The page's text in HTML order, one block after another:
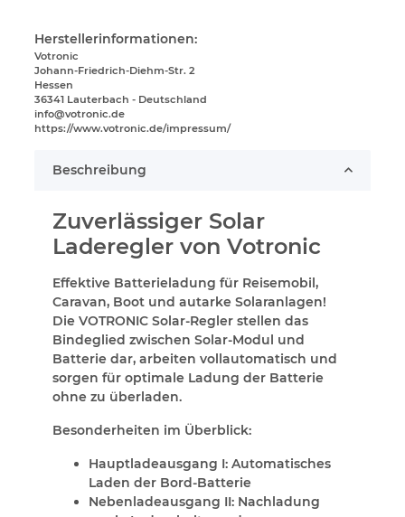
Herstellerinformationen:
Votronic
Johann-Friedrich-Diehm-Str. 2
Hessen
36341 Lauterbach - Deutschland
info@votronic.de
https://www.votronic.de/impressum/
Beschreibung
Zuverlässiger Solar
Laderegler von Votronic
Effektive Batterieladung für Reisemobil,
Caravan, Boot und autarke Solaranlagen!
Die VOTRONIC Solar-Regler stellen das
Bindeglied zwischen Solar-Modul und
Batterie dar, arbeiten vollautomatisch und
sorgen für optimale Ladung der Batterie
ohne zu überladen.
Besonderheiten im Überblick:
Hauptladeausgang I: Automatisches
Laden der Bord-Batterie
Nebenladeausgang II: Nachladung